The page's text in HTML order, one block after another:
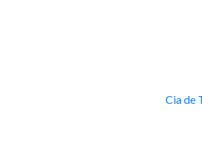
Cia de